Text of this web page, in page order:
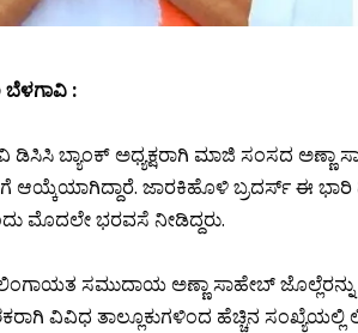
ಬೆಳಗಾವಿ :
ಡಿಸಿಸಿ ಬ್ಯಾಂಕ್ ಅಧ್ಯಕ್ಷರಾಗಿ ಮಾಜಿ ಸಂಸದ ಅಣ್ಣಾ
ಆಯ್ಕೆಯಾಗಿದ್ದಾರೆ. ಜಾರಕಿಹೊಳಿ ಬ್ರದರ್ಸ್ ಈ
ಮೊದಲೇ ಭರವಸೆ ನೀಡಿದ್ದರು.
ಸಮುದಾಯ ಅಣ್ಣಾ ಸಾಹೇಬ್ ಜೊಲ್ಲೆರನ್ನು
ವಿವಿಧ ತಾಲ್ಲೂಕುಗಳಿಂದ ಹೆಚ್ಚಿನ